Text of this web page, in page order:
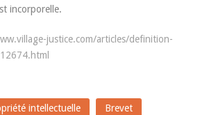
incorporelle.
justice.com/articles/definition-
intellectuelle
Brevet